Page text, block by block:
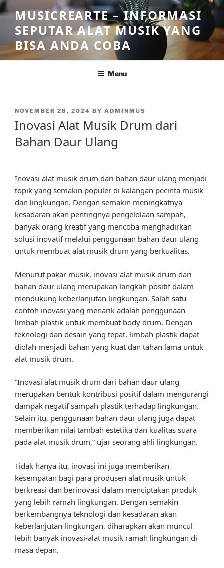
Skip
to
content
MUSICREARTE – INFORMASI
SEPUTAR ALAT MUSIK YANG
BISA ANDA COBA
Menu
POSTED
NOVEMBER 28, 2024 BY ADMINMUS
Inovasi Alat Musik Drum dari
Bahan Daur Ulang
Inovasi alat musik drum dari bahan daur ulang menjadi
topik yang semakin populer di kalangan pecinta musik
dan lingkungan. Dengan semakin meningkatnya
kesadaran akan pentingnya pengelolaan sampah,
banyak orang kreatif yang mencoba menghadirkan
solusi inovatif melalui penggunaan bahan daur ulang
untuk membuat alat musik drum yang berkualitas.
Menurut pakar musik, inovasi alat musik drum dari
bahan daur ulang merupakan langkah positif dalam
mendukung keberlanjutan lingkungan. Salah satu
contoh inovasi yang menarik adalah penggunaan
limbah plastik untuk membuat body drum. Dengan
teknologi dan desain yang tepat, limbah plastik dapat
diolah menjadi bahan yang kuat dan tahan lama untuk
alat musik drum.
“Inovasi alat musik drum dari bahan daur ulang
merupakan bentuk kontribusi positif dalam mengurangi
dampak negatif sampah plastik terhadap lingkungan.
Selain itu, penggunaan bahan daur ulang juga dapat
memberikan nilai tambah estetika dan kualitas suara
pada alat musik drum,” ujar seorang ahli lingkungan.
Tidak hanya itu, inovasi ini juga memberikan
kesempatan bagi para produsen alat musik untuk
berkreasi dan berinovasi dalam menciptakan produk
yang lebih ramah lingkungan. Dengan semakin
berkembangnya teknologi dan kesadaran akan
keberlanjutan lingkungan, diharapkan akan muncul
lebih banyak inovasi-alat musik ramah lingkungan di
masa depan.